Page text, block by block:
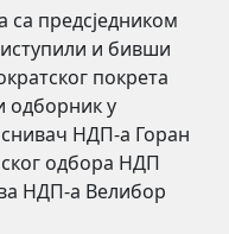
са предсједником
и бивши
покрета
одборник у
НДП-а Горан
одбора НДП
НДП-а Велибор